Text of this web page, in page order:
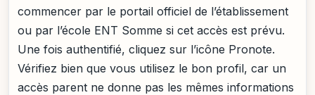
commencer par le portail officiel de l’établissement
ou par l’école ENT Somme si cet accès est prévu.
Une fois authentifié, cliquez sur l’icône Pronote.
Vérifiez bien que vous utilisez le bon profil, car un
accès parent ne donne pas les mêmes informations